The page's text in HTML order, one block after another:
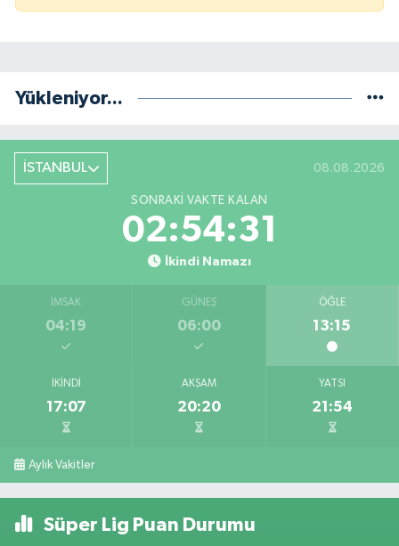
Yükleniyor...
İSTANBUL 08.08.2026
SONRAKI VAKTE KALAN
02:54:31
İkindi Namazı
İMSAK
04:19
GÜNEŞ
06:00
ÖĞLE
13:15
İKINDI
17:07
AKŞAM
20:20
YATSI
21:54
Aylık Vakitler
Süper Lig Puan Durumu